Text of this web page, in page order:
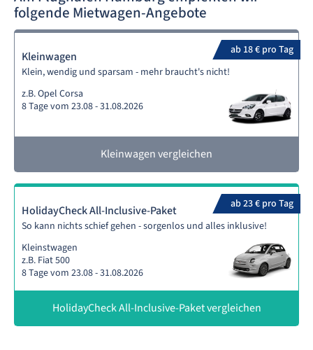
folgende Mietwagen-Angebote
ab 18 € pro Tag
Kleinwagen
Klein, wendig und sparsam - mehr braucht's nicht!
z.B. Opel Corsa
8 Tage vom 23.08 - 31.08.2026
Kleinwagen vergleichen
ab 23 € pro Tag
HolidayCheck All-Inclusive-Paket
So kann nichts schief gehen - sorgenlos und alles inklusive!
Kleinstwagen
z.B. Fiat 500
8 Tage vom 23.08 - 31.08.2026
HolidayCheck All-Inclusive-Paket vergleichen